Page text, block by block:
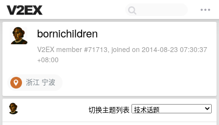
bornichildren
V2EX member #71713, joined on 2014-08-23 07:30:37
+08:00
浙江 宁波
切换主题列表